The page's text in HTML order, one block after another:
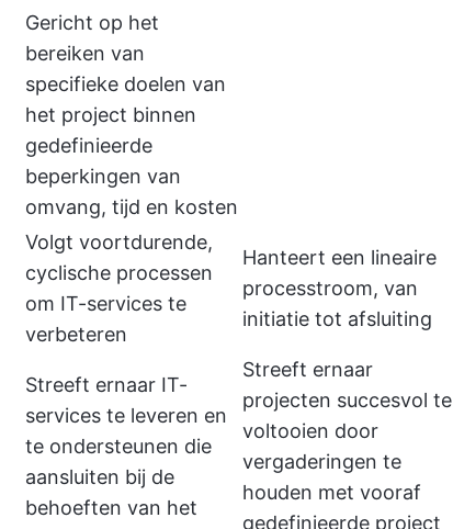
Gericht op het
bereiken van
specifieke doelen van
het project binnen
gedefinieerde
beperkingen van
omvang, tijd en kosten
Volgt voortdurende,
cyclische processen
om IT-services te
verbeteren
Hanteert een lineaire
processtroom, van
initiatie tot afsluiting
Streeft ernaar IT-
services te leveren en
te ondersteunen die
aansluiten bij de
behoeften van het
Streeft ernaar
projecten succesvol te
voltooien door
vergaderingen te
houden met vooraf
gedefinieerde project